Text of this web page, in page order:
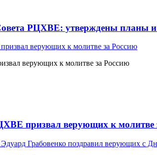
РЦХВЕ: утверждены планы и
верующих к молитве за Россию
призвал верующих к молитве